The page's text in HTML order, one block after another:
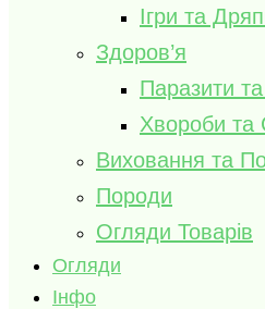
Ігри та
Здоров’я
Паразити
Хвороби та
Виховання та
Породи
Огляди Товарів
Огляди
Інфо